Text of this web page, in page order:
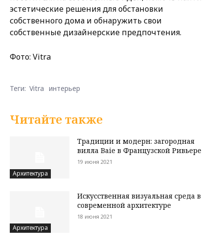
эстетические решения для обстановки
собственного дома и обнаружить свои
собственные дизайнерские предпочтения.
Фото: Vitra
Теги: Vitra интерьер
Читайте также
Архитектура
Традиции и модерн: загородная
вилла Baie в Французской Ривьере
19 июня 2021
Архитектура
Искусственная визуальная среда в
современной архитектуре
18 июня 2021